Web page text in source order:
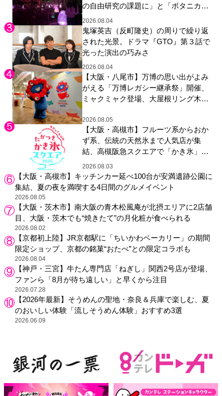
の自由研究の課題に」と「ボタニカル
ガーデン 大阪」へ招待
2026.08.04
鬼塚英吉（反町隆史）の周りで繰り返
された光景。ドラマ『GTO』第３話で
光った演出の巧みさ
2026.08.04
【大阪・八尾市】万博の思い出がよみ
がえる「万博レガシー継承祭」開催、
ミャクミャク登場、大屋根リング木材
展示も
2026.08.05
【大阪・高槻市】フルーツ系からおか
ず系、伝統の天然氷まで人気店が集
結、高槻阪急スクエアで「かき氷」祭
り
2026.08.03
【大阪・高槻市】キッチンカー延べ100台が安満遺跡公園に
集結、夏の夜を満喫する4日間のグルメイベント
2026.08.05
【大阪・茨木市】南大阪の青木松風庵が北摂エリアに2店舗
目、大阪・茨木でも“焼きたて”の月化粧が食べられる
2026.08.02
【京都初上陸】JR京都駅に「ちいかわベーカリー」の期間
限定ショップ、京都の銘菓“おたべ”との限定コラボも
2026.08.04
【神戸・三宮】牛たん専門店「ねぎし」関西2号店が登場、
ファンら「8月が待ち遠しい」と早くから注目
2026.07.28
【2026年最新】そうめんの聖地・奈良＆兵庫で楽しむ、夏
のおいしい体験「流しそうめん体験」おすすめ3選
2026.06.09